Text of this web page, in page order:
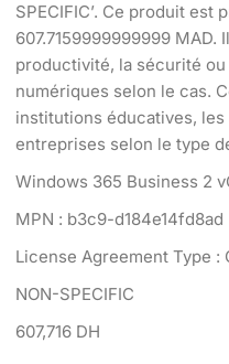
SPECIFIC’. Ce produit est
607.7159999999999 MAD.
productivité, la sécurité
numériques selon le cas.
institutions éducatives,
entreprises selon le type
Windows 365 Business 2
MPN : b3c9-d184e14fd8ad
License Agreement Type :
NON-SPECIFIC
607,716 DH